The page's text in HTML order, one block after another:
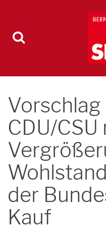
Vorschlag
CDU/
der
Kauf